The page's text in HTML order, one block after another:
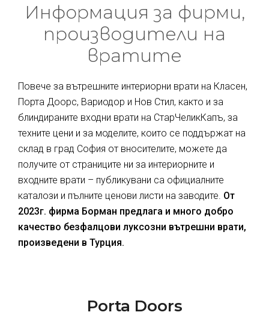
Информация за фирми,
производители на
вратите
Повече за вътрешните интериорни врати на Класен,
Порта Доорс, Вариодор и Нов Стил, както и за
блиндираните входни врати на СтарЧеликКапъ, за
техните цени и за моделите, които се поддържат на
склад в град София от вносителите, можете да
получите от страниците ни за интериорните и
входните врати – публикувани са официалните
каталози и пълните ценови листи на заводите. От
2023г. фирма Борман предлага и много добро
качество безфалцови луксозни вътрешни врати,
произведени в Турция.
Porta Doors